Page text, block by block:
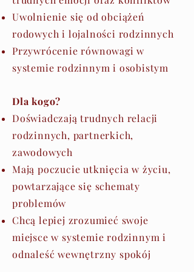
Uwolnienie się od obciążeń
rodowych i lojalności rodzinnych
Przywrócenie równowagi w
systemie rodzinnym i osobistym
Dla kogo?
Doświadczają trudnych relacji
rodzinnych, partnerkich,
zawodowych
Mają poczucie utknięcia w życiu,
powtarzające się schematy
problemów
Chcą lepiej zrozumieć swoje
miejsce w systemie rodzinnym i
odnaleść wewnętrzny spokój